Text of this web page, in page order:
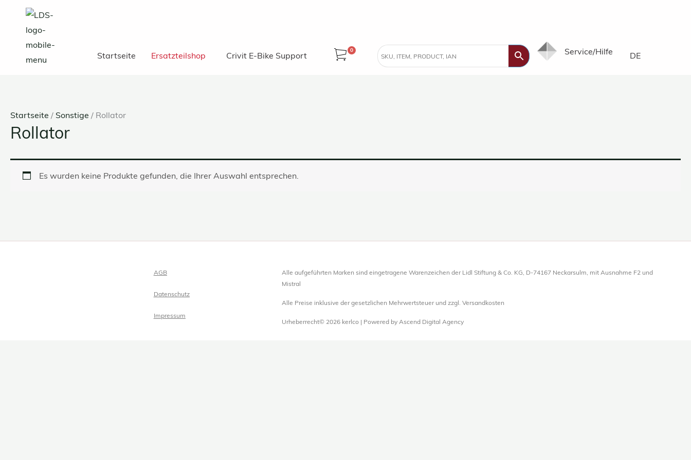
Startseite
Ersatzteilshop Crivit E-Bike Support
0 Service/Hilfe DE
Startseite / Sonstige / Rollator
Rollator
Es wurden keine Produkte gefunden, die Ihrer Auswahl entsprechen.
AGB
Datenschutz
Impressum
Alle aufgeführten Marken sind eingetragene Warenzeichen der Lidl Stiftung & Co. KG, D-74167 Neckarsulm, mit Ausnahme F2 und
Mistral
Alle Preise inklusive der gesetzlichen Mehrwertsteuer und zzgl. Versandkosten
Urheberrecht© 2026 kerlco | Powered by Ascend Digital Agency